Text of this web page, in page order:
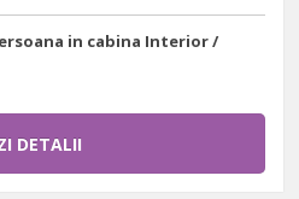
in cabina Interior /
DETALII